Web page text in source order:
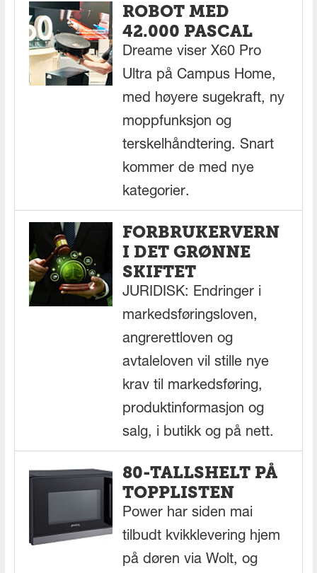
ROBOT MED
42.000 PASCAL
Dreame viser X60 Pro
Ultra på Campus Home,
med høyere sugekraft, ny
moppfunksjon og
terskelhåndtering. Snart
kommer de med nye
kategorier.
FORBRUKERVERN
I DET GRØNNE
SKIFTET
JURIDISK: Endringer i
markedsføringsloven,
angrerettloven og
avtaleloven vil stille nye
krav til markedsføring,
produktinformasjon og
salg, i butikk og på nett.
80-TALLSHELT PÅ
TOPPLISTEN
Power har siden mai
tilbudt kvikklevering hjem
på døren via Wolt, og